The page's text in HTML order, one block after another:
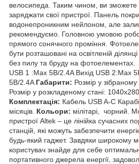
велосипеда. Таким чином, ви зможете
заряджати свої пристрої. Панель
водонепроникним нейлоном, але
рекомендуємо. Головною умовою
прямого сонячного проміння.
бути розташовані на освітленій
без пилу та бруду на фотоелементах.
USB 1 :Max 5В/2.4A Вихід USB 2:Max
5В/2.4A Габарити: Розмір у
Розмір у розкладеному стані:
Комплектація: Кабель USB A-C
місяців. Кольори: мілітарі, чорний.
пристрої Altek – це лінійка сучасних
станцій, які можуть забезпечити
будь-який гаджет. Завдяки широкому
користувач знайде для себе
портативного джерела енергії,